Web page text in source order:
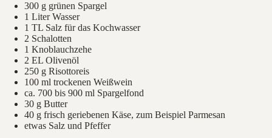
300 g grünen Spargel
1 Liter Wasser
1 TL Salz für das Kochwasser
2 Schalotten
1 Knoblauchzehe
2 EL Olivenöl
250 g Risottoreis
100 ml trockenen Weißwein
ca. 700 bis 900 ml Spargelfond
30 g Butter
40 g frisch geriebenen Käse, zum Beispiel Parmesan
etwas Salz und Pfeffer